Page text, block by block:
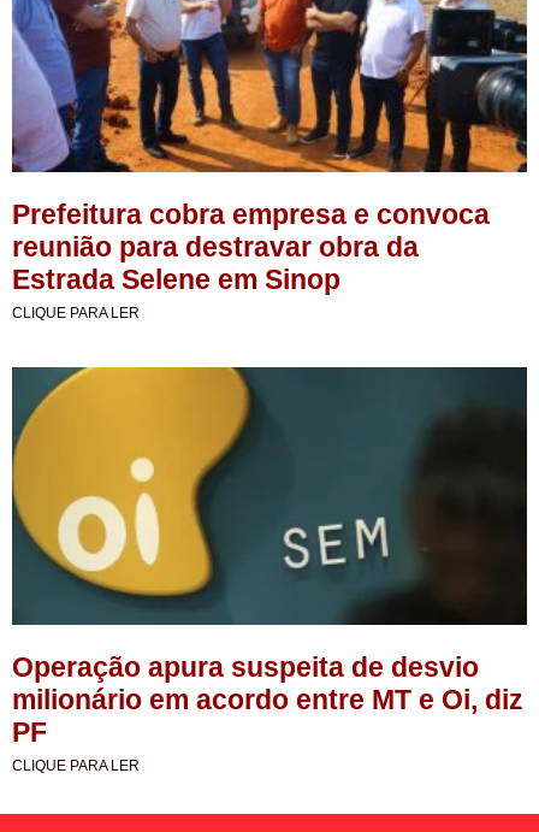
Prefeitura cobra empresa e convoca
reunião para destravar obra da
Estrada Selene em Sinop
CLIQUE PARA LER
Operação apura suspeita de desvio
milionário em acordo entre MT e Oi, diz
PF
CLIQUE PARA LER